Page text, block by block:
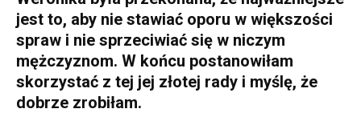
jest to, aby nie stawiać oporu w większości
spraw i nie sprzeciwiać się w niczym
mężczyznom. W końcu postanowiłam
skorzystać z tej jej złotej rady i myślę, że
dobrze zrobiłam.